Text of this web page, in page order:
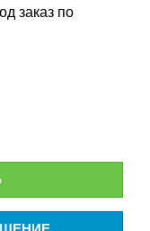
заказ по